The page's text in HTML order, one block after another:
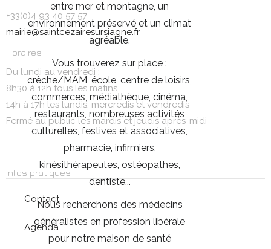
entre mer et montagne, un
environnement préservé et un climat
agréable.
Vous trouverez sur place :
crèche/MAM, école, centre de loisirs,
commerces, médiathèque, cinéma,
restaurants, nombreuses activités
culturelles, festives et associatives,
pharmacie, infirmiers,
kinésithérapeutes, ostéopathes,
dentiste...
Nous recherchons des médecins
généralistes en profession libérale
pour notre maison de santé
+33(0)4 93 40 57 57
mairie@saintcezairesursiagne.fr
Horaires :
Du lundi au vendredi :
8h30 à 12h tous les matins
14h à 17h les lundis, mercredis et vendredis
Fermé au public les mardis et jeudis après-midi
Infos pratiques
Contact
Agenda